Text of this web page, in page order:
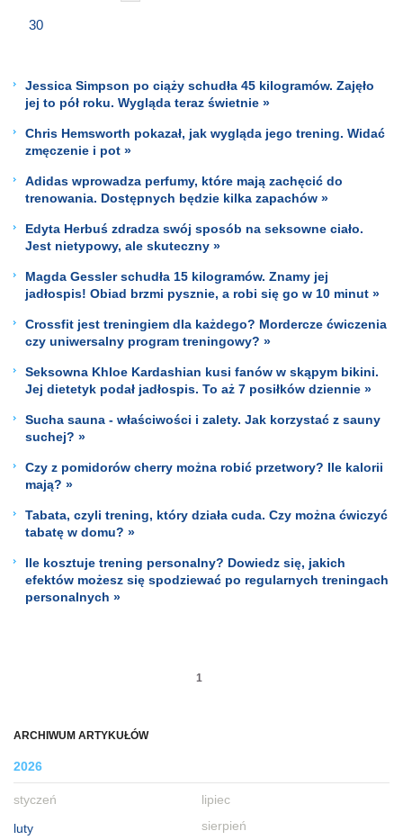
ARCHIWUM ARTYKUŁÓW
2026
styczeń
luty
lipiec
sierpień
30
Jessica Simpson po ciąży schudła 45 kilogramów. Zajęło
jej to pół roku. Wygląda teraz świetnie »
Chris Hemsworth pokazał, jak wygląda jego trening. Widać
zmęczenie i pot »
Adidas wprowadza perfumy, które mają zachęcić do
trenowania. Dostępnych będzie kilka zapachów »
Edyta Herbuś zdradza swój sposób na seksowne ciało.
Jest nietypowy, ale skuteczny »
Magda Gessler schudła 15 kilogramów. Znamy jej
jadłospis! Obiad brzmi pysznie, a robi się go w 10 minut »
Crossfit jest treningiem dla każdego? Mordercze ćwiczenia
czy uniwersalny program treningowy? »
Seksowna Khloe Kardashian kusi fanów w skąpym bikini.
Jej dietetyk podał jadłospis. To aż 7 posiłków dziennie »
Sucha sauna - właściwości i zalety. Jak korzystać z sauny
suchej? »
Czy z pomidorów cherry można robić przetwory? Ile kalorii
mają? »
Tabata, czyli trening, który działa cuda. Czy można ćwiczyć
tabatę w domu? »
Ile kosztuje trening personalny? Dowiedz się, jakich
efektów możesz się spodziewać po regularnych treningach
personalnych »
1